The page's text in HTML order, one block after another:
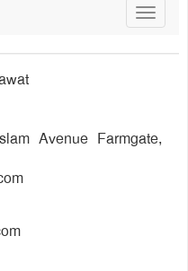
Toggle
Avenue Farmgate,